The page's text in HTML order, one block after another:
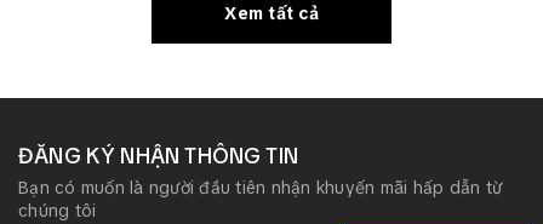
Xem tất cả
ĐĂNG KÝ NHẬN THÔNG TIN
Bạn có muốn là người đầu tiên nhận khuyến mãi hấp dẫn từ
chúng tôi